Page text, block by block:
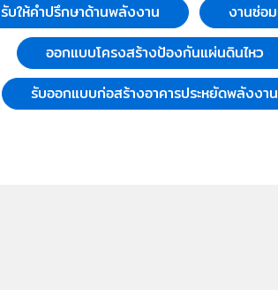
รับให้คำปรึกษาด้านพลังงาน
งานซ่อ
ออกแบบโครงสร้างป้องกันแผ่นดินไหว
รับออกแบบก่อสร้างอาคารประหยัดพลังงาน